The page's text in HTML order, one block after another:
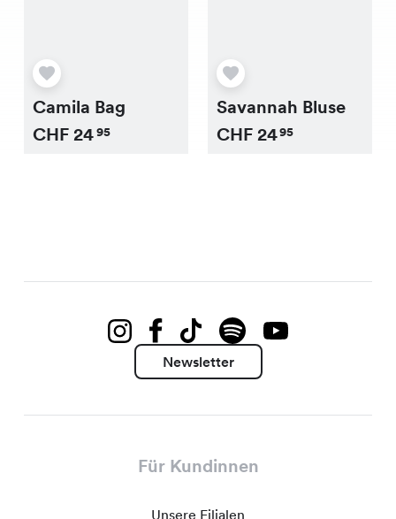
Camila Bag
CHF2495
Savannah Bluse
CHF2495
Newsletter
Für Kundinnen
Unsere Filialen